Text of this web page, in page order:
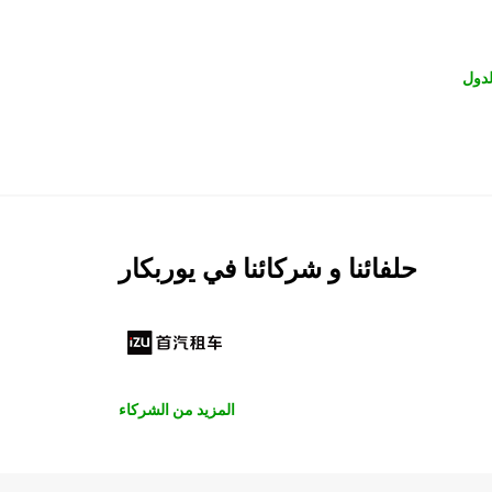
حلفائنا و شركائنا في يوربكار
المزيد من الشركاء